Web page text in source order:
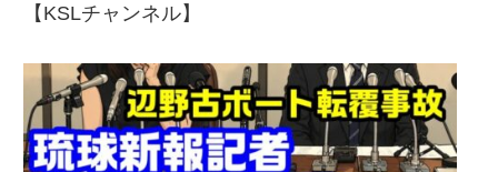
【KSLチャンネル】